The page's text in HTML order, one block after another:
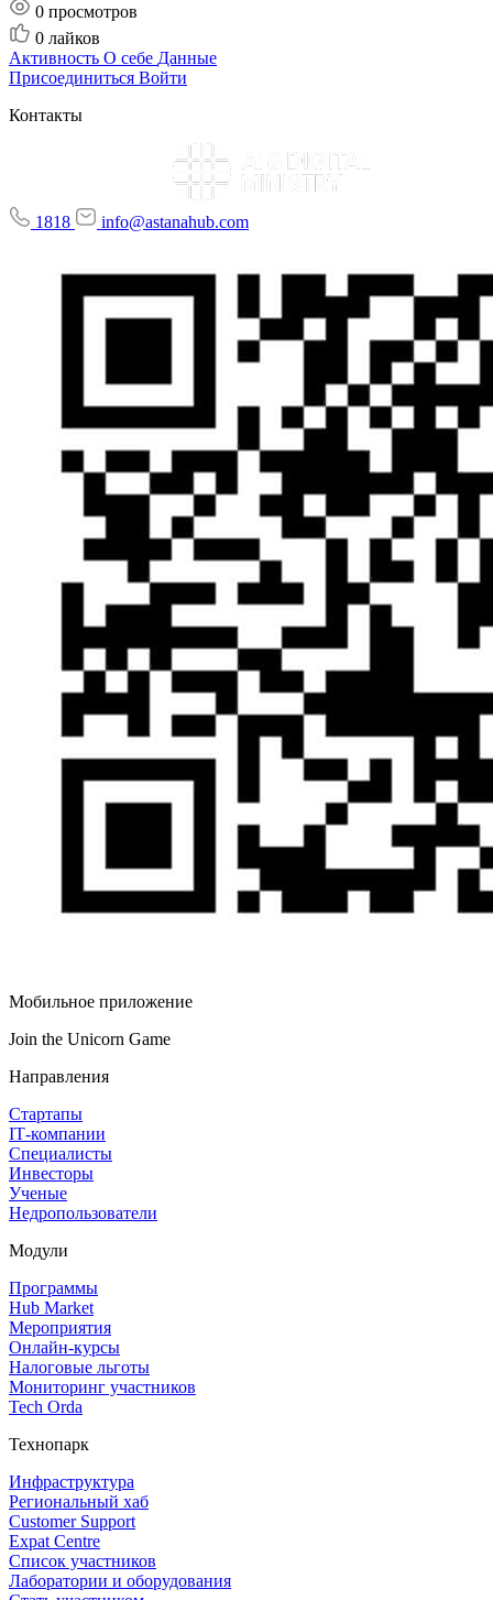
0 просмотров
0 лайков
Активность О себе Данные
Присоединиться Войти
Контакты
1818 info@astanahub.com
Мобильное приложение
Join the Unicorn Game
Направления
Стартапы
IT‑компании
Специалисты
Инвесторы
Ученые
Недропользователи
Модули
Программы
Hub Market
Мероприятия
Онлайн‑курсы
Налоговые льготы
Мониторинг участников
Tech Orda
Технопарк
Инфраструктура
Региональный хаб
Customer Support
Expat Centre
Список участников
Лаборатории и оборудования